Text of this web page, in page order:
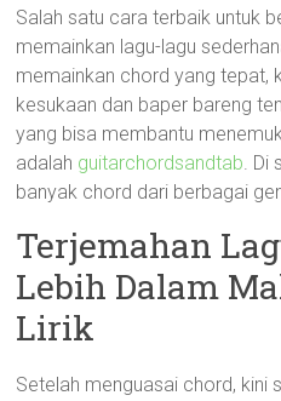
Salah satu cara terbaik untuk
memainkan lagu-lagu
memainkan chord yang tepat,
kesukaan dan baper bareng
yang bisa membantu
adalah guitarchordsandtab. Di
banyak chord dari berbagai
Terjemahan
Lebih Dalam
Lirik
Setelah menguasai chord, kini